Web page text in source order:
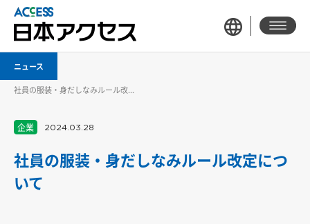
ニュース
社員の服装・身だしなみルール改...
企業 2024.03.28
社員の服装・身だしなみルール改定につ
いて